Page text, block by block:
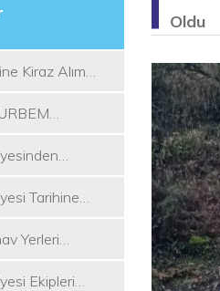
Kiraz Alım
Tarihine
Yerleri
Ekipleri
Oldu